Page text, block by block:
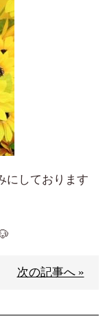
にしております
次の記事へ »